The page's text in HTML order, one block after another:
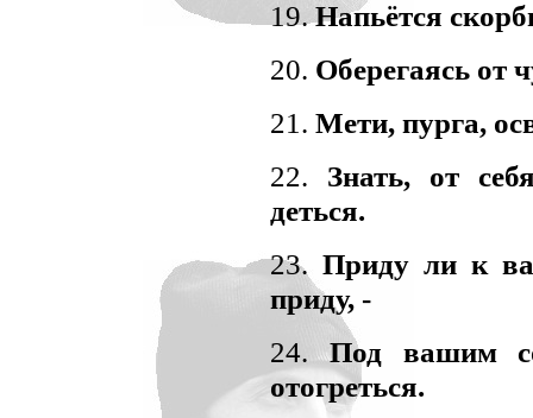
19.Напьётся
20. Оберегаясь от
21. Мети, пурга,
22. Знать, от
деться.
23. Приду ли к
приду, -
24.Под вашим
отогреться.